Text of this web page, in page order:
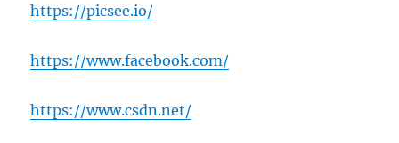
https://picsee.io/
https://www.facebook.com/
https://www.csdn.net/